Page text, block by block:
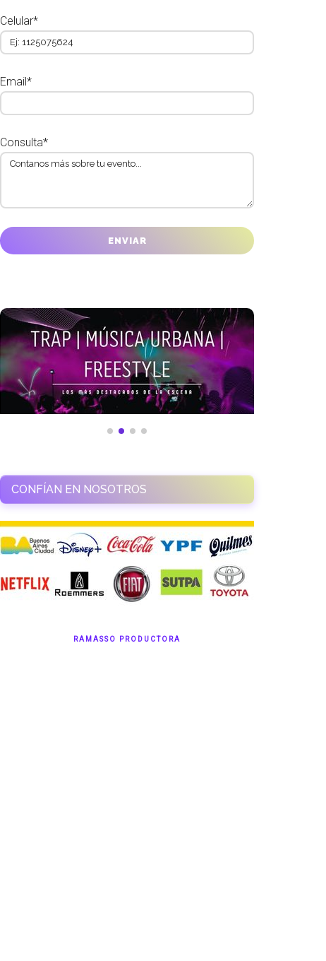
Celular*
Email*
Consulta*
CONFÍAN EN NOSOTROS
RAMASSO PRODUCTORA